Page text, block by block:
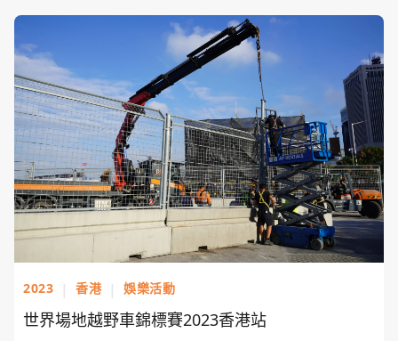
2023 | 香港 | 娛樂活動
世界場地越野車錦標賽2023香港站